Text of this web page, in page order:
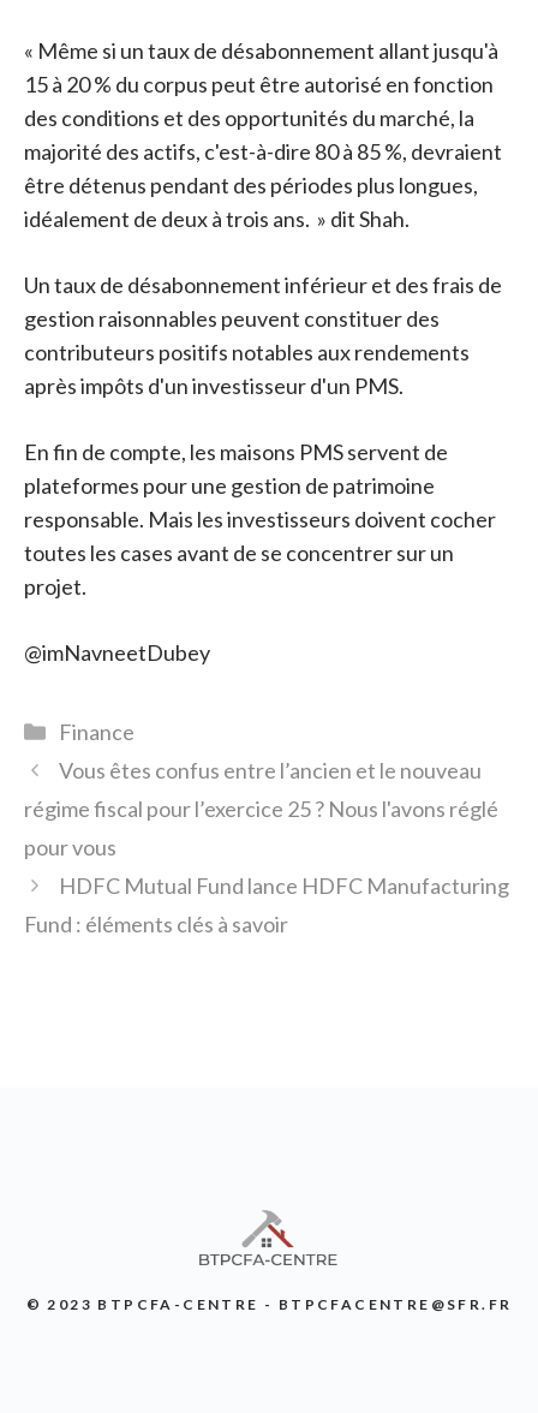
« Même si un taux de désabonnement allant jusqu'à
15 à 20 % du corpus peut être autorisé en fonction
des conditions et des opportunités du marché, la
majorité des actifs, c'est-à-dire 80 à 85 %, devraient
être détenus pendant des périodes plus longues,
idéalement de deux à trois ans. » dit Shah.
Un taux de désabonnement inférieur et des frais de
gestion raisonnables peuvent constituer des
contributeurs positifs notables aux rendements
après impôts d'un investisseur d'un PMS.
En fin de compte, les maisons PMS servent de
plateformes pour une gestion de patrimoine
responsable. Mais les investisseurs doivent cocher
toutes les cases avant de se concentrer sur un
projet.
@imNavneetDubey
Catégories
Finance
Vous êtes confus entre l’ancien et le nouveau
régime fiscal pour l’exercice 25 ? Nous l'avons réglé
pour vous
HDFC Mutual Fund lance HDFC Manufacturing
Fund : éléments clés à savoir
© 2023 BTPCFA-CENTRE - BTPCFACENTRE@SFR.FR